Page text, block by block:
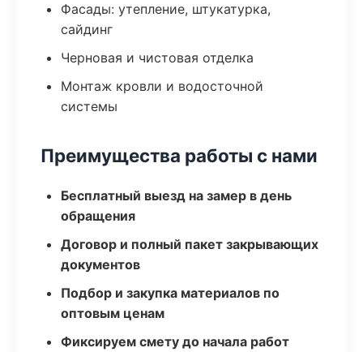
Фасады: утепление, штукатурка,
сайдинг
Черновая и чистовая отделка
Монтаж кровли и водосточной
системы
Преимущества работы с нами
Бесплатный выезд на замер в день
обращения
Договор и полный пакет закрывающих
документов
Подбор и закупка материалов по
оптовым ценам
Фиксируем смету до начала работ